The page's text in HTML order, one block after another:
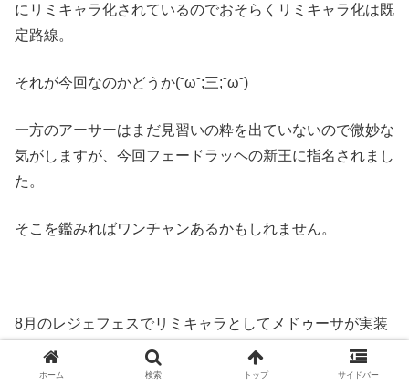
にリミキャラ化されているのでおそらくリミキャラ化は既
定路線。
それが今回なのかどうか(˘ω˘;三;˘ω˘)
一方のアーサーはまだ見習いの粋を出ていないので微妙な
気がしますが、今回フェードラッヘの新王に指名されまし
た。
そこを鑑みればワンチャンあるかもしれません。
8月のレジェフェスでリミキャラとしてメドゥーサが実装
されたばかりですが、今年のリミキャラ実装ペースを考慮
すると今月のレジェフェスでもリミキャラが実装される可
ホーム 検索 トップ サイドバー